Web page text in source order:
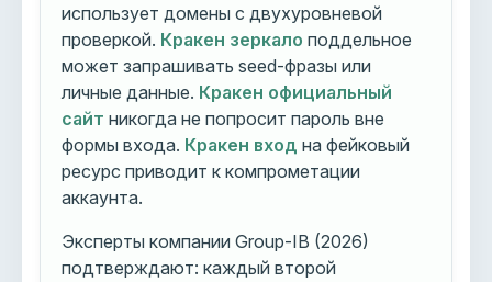
использует домены с двухуровневой
проверкой. Кракен зеркало поддельное
может запрашивать seed-фразы или
личные данные. Кракен официальный
сайт никогда не попросит пароль вне
формы входа. Кракен вход на фейковый
ресурс приводит к компрометации
аккаунта.
Эксперты компании Group-IB (2026)
подтверждают: каждый второй